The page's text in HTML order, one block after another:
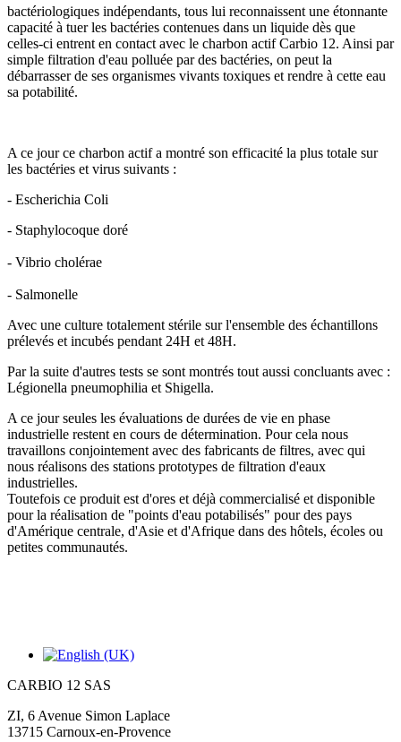
bactériologiques indépendants, tous lui reconnaissent une étonnante
capacité à tuer les bactéries contenues dans un liquide dès que
celles-ci entrent en contact avec le charbon actif Carbio 12. Ainsi par
simple filtration d'eau polluée par des bactéries, on peut la
débarrasser de ses organismes vivants toxiques et rendre à cette eau
sa potabilité.
A ce jour ce charbon actif a montré son efficacité la plus totale sur
les bactéries et virus suivants :
- Escherichia Coli
- Staphylocoque doré
- Vibrio cholérae
- Salmonelle
Avec une culture totalement stérile sur l'ensemble des échantillons
prélevés et incubés pendant 24H et 48H.
Par la suite d'autres tests se sont montrés tout aussi concluants avec :
Légionella pneumophilia et Shigella.
A ce jour seules les évaluations de durées de vie en phase
industrielle restent en cours de détermination. Pour cela nous
travaillons conjointement avec des fabricants de filtres, avec qui
nous réalisons des stations prototypes de filtration d'eaux
industrielles.
Toutefois ce produit est d'ores et déjà commercialisé et disponible
pour la réalisation de "points d'eau potabilisés" pour des pays
d'Amérique centrale, d'Asie et d'Afrique dans des hôtels, écoles ou
petites communautés.
CARBIO 12 SAS
ZI, 6 Avenue Simon Laplace
13715 Carnoux-en-Provence